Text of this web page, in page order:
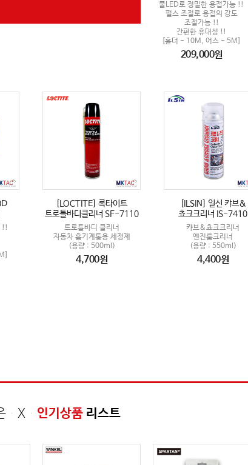
풀LED로 정밀한 용접가능 !!
펄스 조절로 용접의 강도
조절가능 !!
간편한 휴대성 !!
[홀더 - 10M, 어스 - 5M]
209,000원
!!
[LOCTITE] 록타이트
트로틀바디클리너 SF-7110
트로틀바디 클리너
자동차 흡기계통용 세정제
(용량 : 500ml)
4,700원
[ILSIN] 일신 캬브&
쵸크크리너 IS-7410
캬브&쵸크크리너
엔진룸크리너
(용량 : 550ml)
4,400원
은 X 인기상품리스트